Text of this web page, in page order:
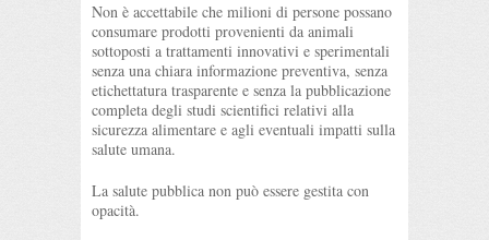
Non è accettabile che milioni di persone possano
consumare prodotti provenienti da animali
sottoposti a trattamenti innovativi e sperimentali
senza una chiara informazione preventiva, senza
etichettatura trasparente e senza la pubblicazione
completa degli studi scientifici relativi alla
sicurezza alimentare e agli eventuali impatti sulla
salute umana.
La salute pubblica non può essere gestita con
opacità.